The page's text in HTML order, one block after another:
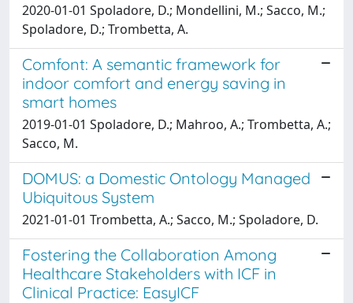
2020-01-01 Spoladore, D.; Mondellini, M.; Sacco, M.;
Spoladore, D.; Trombetta, A.
Comfont: A semantic framework for
indoor comfort and energy saving in
smart homes
2019-01-01 Spoladore, D.; Mahroo, A.; Trombetta, A.;
Sacco, M.
DOMUS: a Domestic Ontology Managed
Ubiquitous System
2021-01-01 Trombetta, A.; Sacco, M.; Spoladore, D.
Fostering the Collaboration Among
Healthcare Stakeholders with ICF in
Clinical Practice: EasyICF